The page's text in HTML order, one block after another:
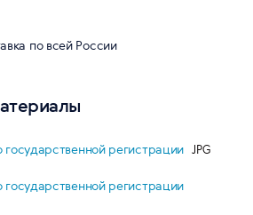
по всей России
государственной регистрации
государственной регистрации